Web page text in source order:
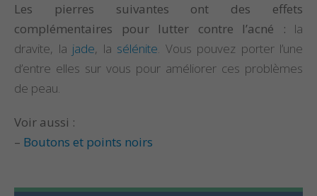
Les pierres suivantes ont des effets
complémentaires pour lutter contre l’acné : la
dravite, la jade, la sélénite. Vous pouvez porter l’une
d’entre elles sur vous pour améliorer ces problèmes
de peau.
Voir aussi :
– Boutons et points noirs